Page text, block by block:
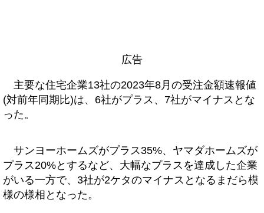
広告
主要な住宅企業13社の2023年8月の受注金額速報値
(対前年同期比)は、6社がプラス、7社がマイナスとな
った。
サンヨーホームズがプラス35%、ヤマダホームズが
プラス20%とするなど、大幅なプラスを達成した企業
がいる一方で、3社が2ケタのマイナスとなるまだら模
様の様相となった。